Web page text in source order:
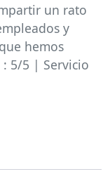
un rato
y
hemos
5/5 | Servicio